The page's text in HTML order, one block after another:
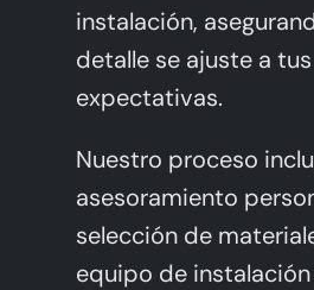
instalación,
detalle se ajuste a tus
expectativas.
Nuestro proceso
asesoramiento
selección de
equipo de